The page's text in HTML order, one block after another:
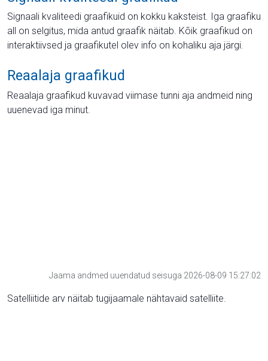
Signaali kvaliteedi graafikuid on kokku kaksteist. Iga graafiku
all on selgitus, mida antud graafik näitab. Kõik graafikud on
interaktiivsed ja graafikutel olev info on kohaliku aja järgi.
Reaalaja graafikud
Reaalaja graafikud kuvavad viimase tunni aja andmeid ning
uuenevad iga minut.
Jaama andmed uuendatud seisuga 2026-08-09 15:27:02
Satelliitide arv näitab tugijaamale nähtavaid satelliite.